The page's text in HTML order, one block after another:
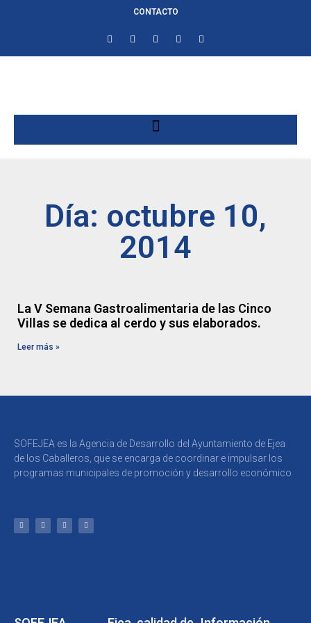
CONTACTO
Día: octubre 10,
2014
La V Semana Gastroalimentaria de las Cinco
Villas se dedica al cerdo y sus elaborados.
Leer más »
SOFEJEA es la Agencia de Desarrollo del Ayuntamiento de Ejea
de los Caballeros, que se encarga de coordinar e impulsar los
programas municipales de promoción y desarrollo económico